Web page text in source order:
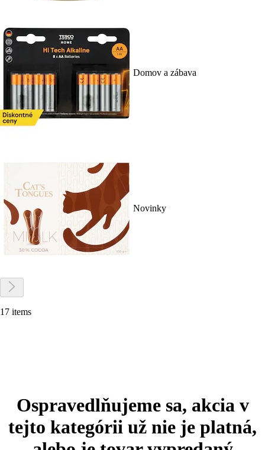
Domov a zábava
Novinky
17 items
Ospravedlňujeme sa, akcia v
tejto kategórii už nie je platná,